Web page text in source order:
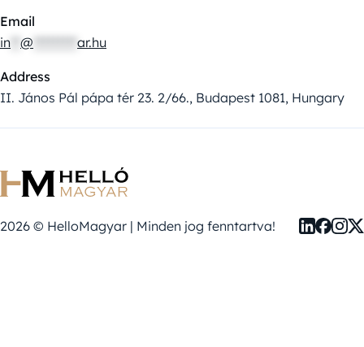
Email
in @ ar.hu
Address
II. János Pál pápa tér 23. 2/66., Budapest 1081, Hungary
2026 © HelloMagyar | Minden jog fenntartva!